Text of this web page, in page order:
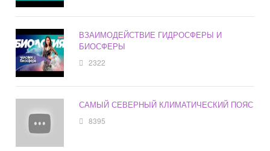
ВЗАИМОДЕЙСТВИЕ ГИДРОСФЕРЫ И
БИОСФЕРЫ
2322
САМЫЙ СЕВЕРНЫЙ КЛИМАТИЧЕСКИЙ ПОЯС
8395